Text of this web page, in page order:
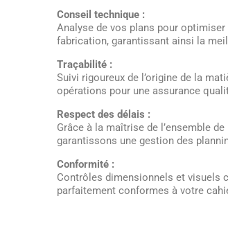
Conseil technique :
Analyse de vos plans pour
fabrication, garantissant ainsi la
Traçabilité :
Suivi rigoureux de l’origine de la
opérations pour une assurance
Respect des délais :
Grâce à la maîtrise de l’ensemble
garantissons une gestion des
Conformité :
Contrôles dimensionnels et visuels
parfaitement conformes à votre